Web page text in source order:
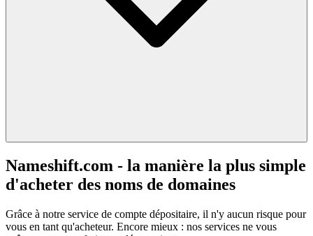
Nameshift.com - la manière la plus simple
d'acheter des noms de domaines
Grâce à notre service de compte dépositaire, il n'y aucun risque pour
vous en tant qu'acheteur. Encore mieux : nos services ne vous